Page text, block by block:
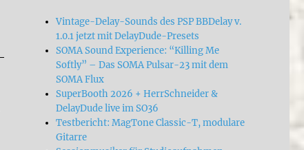
Vintage-Delay-Sounds des PSP BBDelay v.
1.0.1 jetzt mit DelayDude-Presets
SOMA Sound Experience: “Killing Me
Softly” – Das SOMA Pulsar-23 mit dem
SOMA Flux
SuperBooth 2026 + HerrSchneider &
DelayDude live im SO36
Testbericht: MagTone Classic-T, modulare
Gitarre